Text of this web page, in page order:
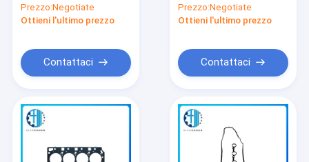
Hyundai G4FJ
Ricambi per
costruzione
Prezzo:Negotiate
Ottieni l'ultimo prezzo
Contattaci
Hyundai RG2116
Ricambi per camion
Prezzo:Negotiate
Ottieni l'ultimo prezzo
Contattaci